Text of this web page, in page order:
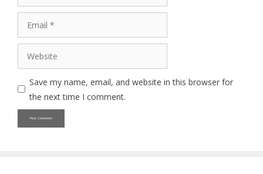
Save my name, email, and website in this browser for
the next time I comment.